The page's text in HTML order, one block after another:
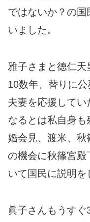
ではないか？の国
いました。
雅子さまと徳仁天
10数年、替りに
夫妻を応援して
なるとは私自身
婚会見、渡米、
の機会に秋篠宮殿
いて国民に説明を
眞子さんもうす